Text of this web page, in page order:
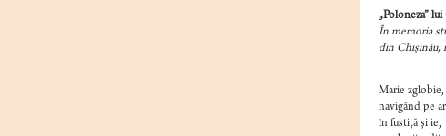
„Poloneza”
În memoria
din Chişinău,
Marie zglobie,
navigând pe
în fustiţă şi ie,